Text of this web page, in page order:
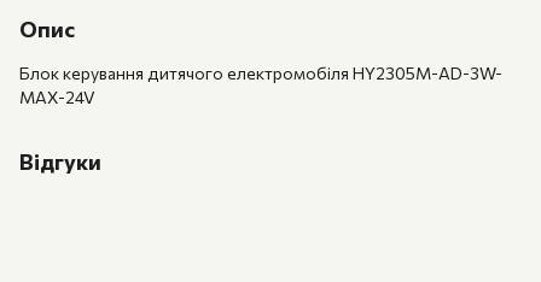
Опис
Блок керування дитячого електромобіля HY2305M-AD-3W-
MAX-24V
Відгуки